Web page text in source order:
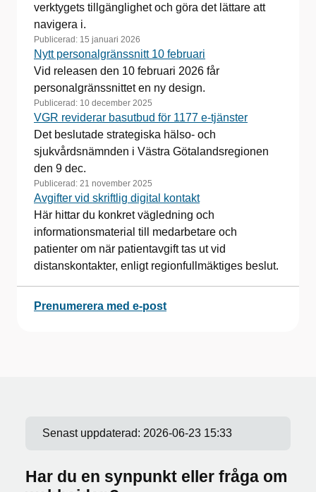
verktygets tillgänglighet och göra det lättare att
navigera i.
Publicerad: 15 januari 2026
Nytt personalgränssnitt 10 februari
Vid releasen den 10 februari 2026 får
personalgränssnittet en ny design.
Publicerad: 10 december 2025
VGR reviderar basutbud för 1177 e-tjänster
Det beslutade strategiska hälso- och
sjukvårdsnämnden i Västra Götalandsregionen
den 9 dec.
Publicerad: 21 november 2025
Avgifter vid skriftlig digital kontakt
Här hittar du konkret vägledning och
informationsmaterial till medarbetare och
patienter om när patientavgift tas ut vid
distanskontakter, enligt regionfullmäktiges beslut.
Prenumerera med e-post
Senast uppdaterad: 2026-06-23 15:33
Har du en synpunkt eller fråga om